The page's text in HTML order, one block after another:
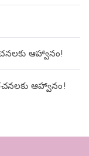
ఆహ్వానం!
ఆహ్వానం!